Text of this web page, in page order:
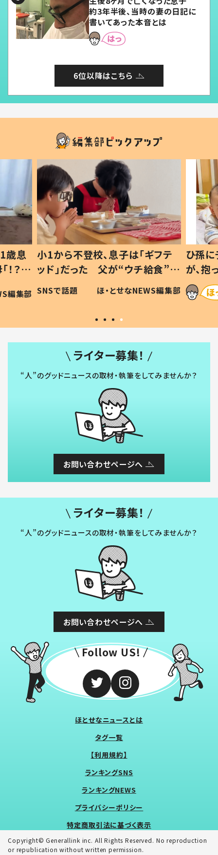
約3年半後、当時の妻の日記に
書いてあった本音とは
6位以降はこちら
歳息
？」
編集部
小1から不登校、息子は「ギフテ
ッド」だった 父が“ウチ給食”を
作り続ける理由とは #令和の親
#令和の子
SNSで話題 ほ・とせなNEWS編集部
ひ孫
が、
「涙が
い」
ライター募集！
“人”のグッドニュースの取材・執筆をしてみませんか？
お問い合わせページへ
ライター募集！
“人”のグッドニュースの取材・執筆をしてみませんか？
お問い合わせページへ
Follow US!
ほとせなニュースとは
タグ一覧
【利用規約】
ランキングSNS
ランキングNEWS
プライバシーポリシー
特定商取引法に基づく表示
Copyright© Generallink inc. All Rights Reserved. No reproduction
or republication without written permission.